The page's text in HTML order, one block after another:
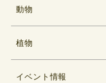
動物
植物
イベント情報